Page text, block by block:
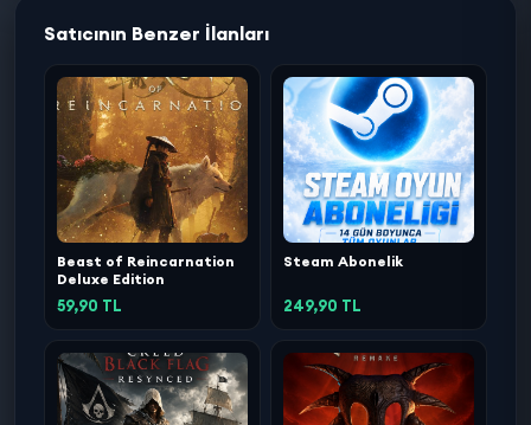
Satıcının Benzer İlanları
Beast of Reincarnation
Deluxe Edition
59,90 TL
Steam Abonelik
249,90 TL